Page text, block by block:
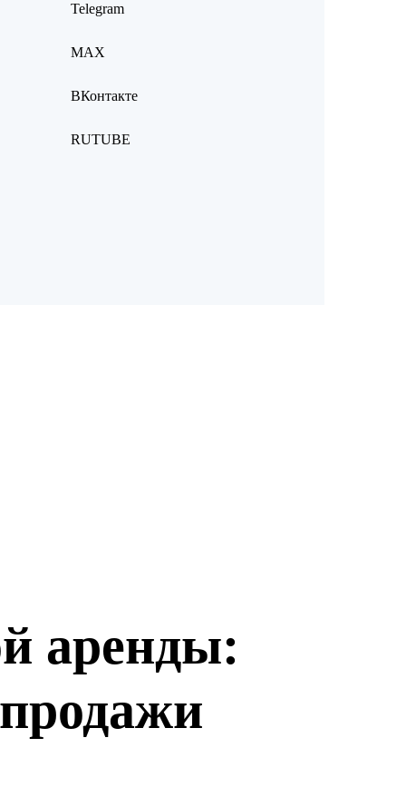
Telegram
MAX
ВКонтакте
RUTUBE
аренды: